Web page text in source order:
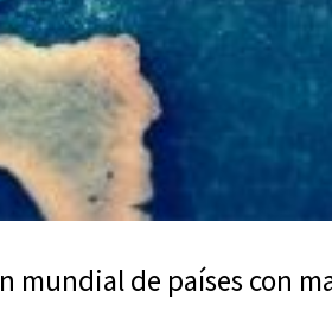
mundial de países con